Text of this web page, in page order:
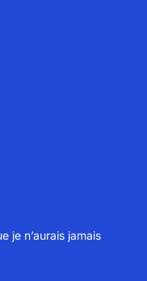
je n’aurais jamais